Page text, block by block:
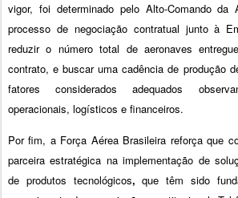
vigor, foi determinado pelo Alto-Comando
processo de negociação contratual junto à
reduzir o número total de aeronaves
contrato, e buscar uma cadência de produção
fatores considerados adequados
operacionais, logísticos e financeiros.
Por fim, a Força Aérea Brasileira reforça que
parceira estratégica na implementação de
de produtos tecnológicos, que têm sido